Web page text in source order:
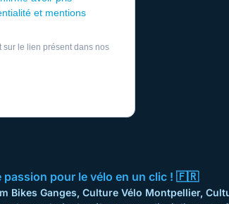
et mentions
sur le lien présent dans nos
passion pour le vélo en un clic ! 🇫🇷
Bikes Ganges, Culture Vélo Montpellier,